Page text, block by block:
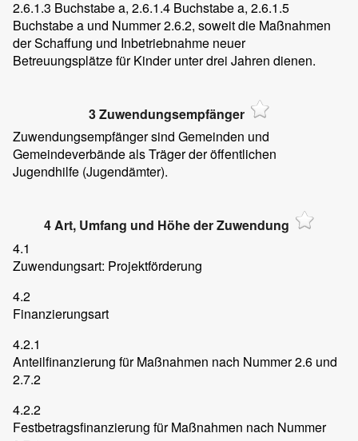
2.6.1.3 Buchstabe a, 2.6.1.4 Buchstabe a, 2.6.1.5
Buchstabe a und Nummer 2.6.2, soweit die Maßnahmen
der Schaffung und Inbetriebnahme neuer
Betreuungsplätze für Kinder unter drei Jahren dienen.
3 Zuwendungsempfänger
Zuwendungsempfänger sind Gemeinden und
Gemeindeverbände als Träger der öffentlichen
Jugendhilfe (Jugendämter).
4 Art, Umfang und Höhe der Zuwendung
4.1
Zuwendungsart: Projektförderung
4.2
Finanzierungsart
4.2.1
Anteilfinanzierung für Maßnahmen nach Nummer 2.6 und
2.7.2
4.2.2
Festbetragsfinanzierung für Maßnahmen nach Nummer